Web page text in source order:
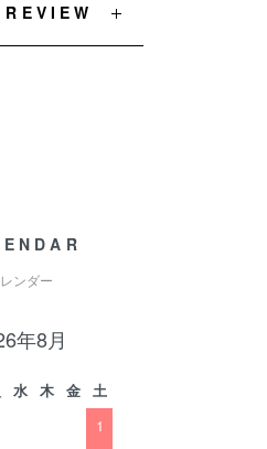
ンダー
年8月
水 木 金
土
1